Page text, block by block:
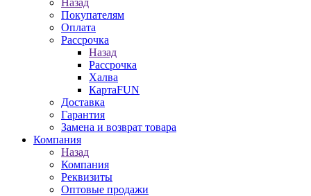
Назад
Покупателям
Оплата
Рассрочка
Назад
Рассрочка
Халва
КартаFUN
Доставка
Гарантия
Замена и возврат товара
Компания
Назад
Компания
Реквизиты
Оптовые продажи